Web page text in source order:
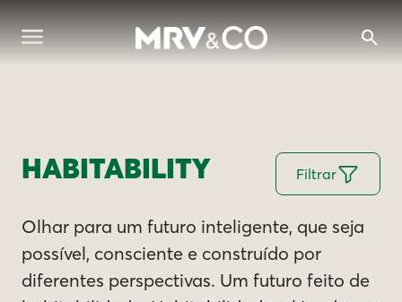
HABITABILITY Filtrar
Olhar para um futuro inteligente, que seja
possível, consciente e construído por
diferentes perspectivas. Um futuro feito de